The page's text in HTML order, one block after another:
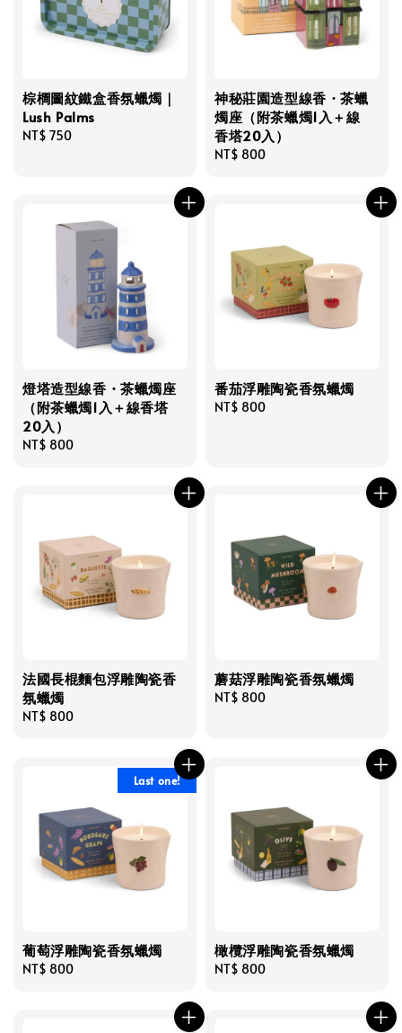
棕櫚圖紋鐵盒香氛蠟燭｜
Lush Palms
Regular
NT$ 750
神秘莊園造型線香・茶蠟
燭座（附茶蠟燭1入＋線
香塔20入）
Regular
NT$ 800
燈塔造型線香・茶蠟燭座
（附茶蠟燭1入＋線香塔
20入）
Regular
NT$ 800
番茄浮雕陶瓷香氛蠟燭
Regular
NT$ 800
法國長棍麵包浮雕陶瓷香
氛蠟燭
Regular
NT$ 800
蘑菇浮雕陶瓷香氛蠟燭
Regular
NT$ 800
Last one!
葡萄浮雕陶瓷香氛蠟燭
Regular
NT$ 800
橄欖浮雕陶瓷香氛蠟燭
Regular
NT$ 800